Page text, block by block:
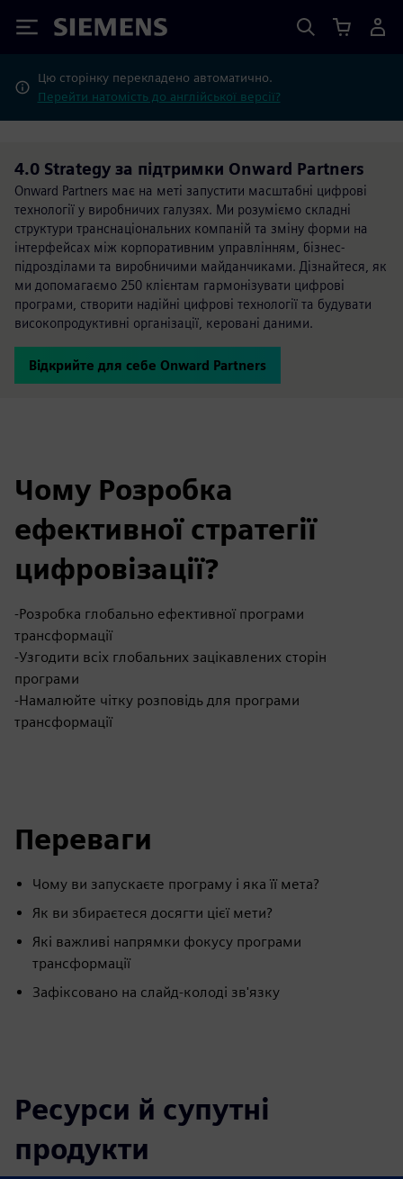
Siemens
Цю сторінку перекладено автоматично.
Перейти натомість до англійської версії?
4.0 Strategy за підтримки Onward Partners
Onward Partners має на меті запустити масштабні цифрові
технології у виробничих галузях. Ми розуміємо складні
структури транснаціональних компаній та зміну форми на
інтерфейсах між корпоративним управлінням, бізнес-
підрозділами та виробничими майданчиками. Дізнайтеся, як
ми допомагаємо 250 клієнтам гармонізувати цифрові
програми, створити надійні цифрові технології та будувати
високопродуктивні організації, керовані даними.
Відкрийте для себе Onward Partners
Чому Розробка
ефективної стратегії
цифровізації?
-Розробка глобально ефективної програми
трансформації
-Узгодити всіх глобальних зацікавлених сторін
програми
-Намалюйте чітку розповідь для програми
трансформації
Переваги
Чому ви запускаєте програму і яка її мета?
Як ви збираєтеся досягти цієї мети?
Які важливі напрямки фокусу програми
трансформації
Зафіксовано на слайд-колоді зв'язку
Ресурси й супутні
продукти